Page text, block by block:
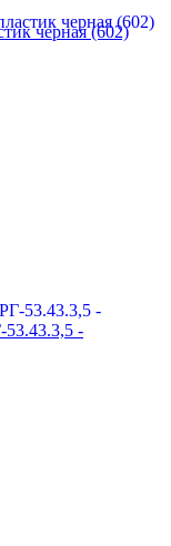
черная (602)
53.43.3,5 -